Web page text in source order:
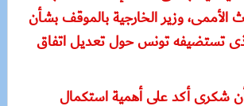
الأممى، وزير الخارجية بالموقف بشأن
تستضيفه تونس حول تعديل اتفاق
شكرى أكد على أهمية استكمال